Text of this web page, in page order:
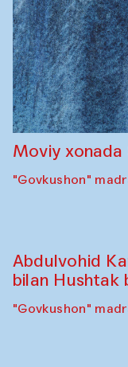
Moviy xonada
"Govkushon"
Abdulvohid
bilan Hushtak
"Govkushon"